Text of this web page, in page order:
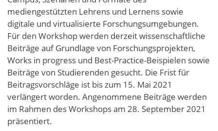
mediengestützten Lehrens und Lernens sowie
digitale und virtualisierte Forschungsumgebungen.
Für den Workshop werden derzeit wissenschaftliche
Beiträge auf Grundlage von Forschungsprojekten,
Works in progress und Best-Practice-Beispielen sowie
Beiträge von Studierenden gesucht. Die Frist für
Beitragsvorschläge ist bis zum 15. Mai 2021
verlängert worden. Angenommene Beiträge werden
im Rahmen des Workshops am 28. September 2021
präsentiert.